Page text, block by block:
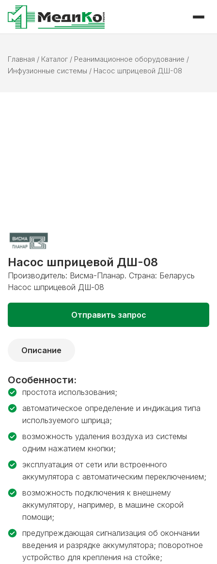
Главная / Каталог / Реанимационное оборудование /
Инфузионные системы / Насос шприцевой ДШ-08
Насос шприцевой ДШ-08
Производитель: Висма-Планар. Страна: Беларусь
Насос шприцевой ДШ-08
Отправить запрос
Описание
Особенности:
простота использования;
автоматическое определение и индикация типа
используемого шприца;
возможность удаления воздуха из системы
одним нажатием кнопки;
эксплуатация от сети или встроенного
аккумулятора с автоматическим переключением;
возможность подключения к внешнему
аккумулятору, например, в машине скорой
помощи;
предупреждающая сигнализация об окончании
введения и разрядке аккумулятора; поворотное
устройство для крепления на стойке;